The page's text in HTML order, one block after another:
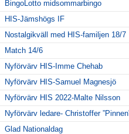
BingoLotto midsommarbingo
HIS-Jämshögs IF
Nostalgikväll med HIS-familjen 18/7
Match 14/6
Nyförvärv HIS-Imme Chehab
Nyförvärv HIS-Samuel Magnesjö
Nyförvärv HIS 2022-Malte Nilsson
Nyförvärv ledare- Christoffer
Glad Nationaldag